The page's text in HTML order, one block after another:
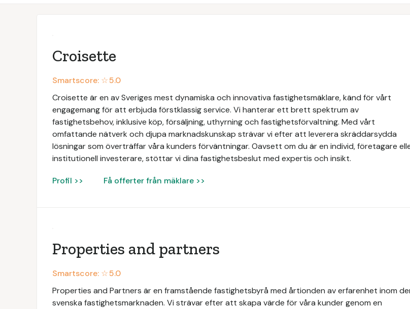
Croisette
Smartscore: ☆5.0
Croisette är en av Sveriges mest dynamiska och innovativa fastighetsmäklare, känd för vårt
engagemang för att erbjuda förstklassig service. Vi hanterar ett brett spektrum av
fastighetsbehov, inklusive köp, försäljning, uthyrning och fastighetsförvaltning. Med vårt
omfattande nätverk och djupa marknadskunskap strävar vi efter att leverera skräddarsydda
lösningar som överträffar våra kunders förväntningar. Oavsett om du är en individ, företagare
institutionell investerare, stöttar vi dina fastighetsbeslut med expertis och insikt.
Profil >> Få offerter från mäklare >>
Properties and partners
Smartscore: ☆5.0
Properties and Partners är en framstående fastighetsbyrå med årtionden av erfarenhet inom
svenska fastighetsmarknaden. Vi strävar efter att skapa värde för våra kunder genom en